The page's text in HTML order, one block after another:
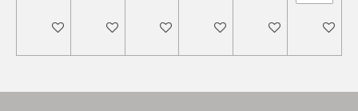
In winkelwagenIn winkelwagenIn winkelwagenIn winkelwagenIn winkelwagen
In